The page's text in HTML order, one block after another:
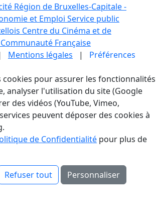
Région de Bruxelles-Capitale -
et Emploi Service public
Centre du Cinéma et de
Française
Mentions légales | Préférences
cookies pour assurer les fonctionnalités
analyser l'utilisation du site (Google
des vidéos (YouTube, Vimeo,
peuvent déposer des cookies à
de Confidentialité pour plus de
Refuser tout Personnaliser